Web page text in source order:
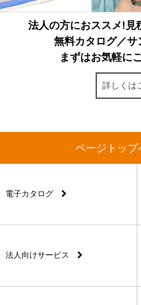
法人の方におススメ!見
無料カタログ／サ
まずはお気軽に
詳しくは
ページトップ
電子カタログ
法人向けサービス